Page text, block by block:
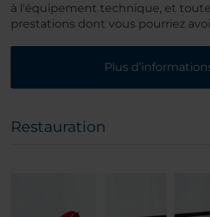
à l'équipement technique, et
prestations dont vous pourriez
Plus
Restauration